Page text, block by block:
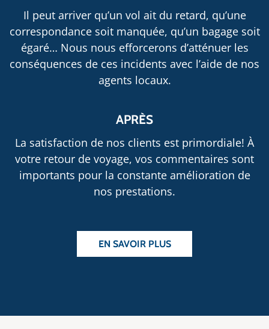
Il peut arriver qu’un vol ait du retard, qu’une
correspondance soit manquée, qu’un bagage soit
égaré… Nous nous efforcerons d’atténuer les
conséquences de ces incidents avec l’aide de nos
agents locaux.
APRÈS
La satisfaction de nos clients est primordiale! À
votre retour de voyage, vos commentaires sont
importants pour la constante amélioration de
nos prestations.
EN SAVOIR PLUS